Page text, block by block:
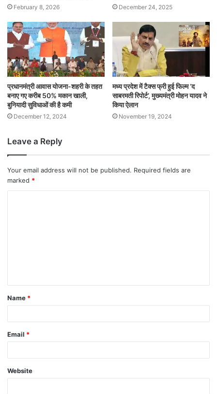
February 8, 2026 December 24, 2025
प्रधानमंत्री आवास योजना-शहरी के तहत
बनाए गए करीब 50% मकान खाली,
बुनियादी सुविधाओं की है कमी
December 12, 2024
मध्य प्रदेश में टैक्स फ्री हुई फिल्म ‘द
साबरमती रिपोर्ट’, मुख्यमंत्री मोहन यादव ने
किया ऐलान
November 19, 2024
Leave a Reply
Your email address will not be published. Required fields are
marked *
Name *
Email *
Website